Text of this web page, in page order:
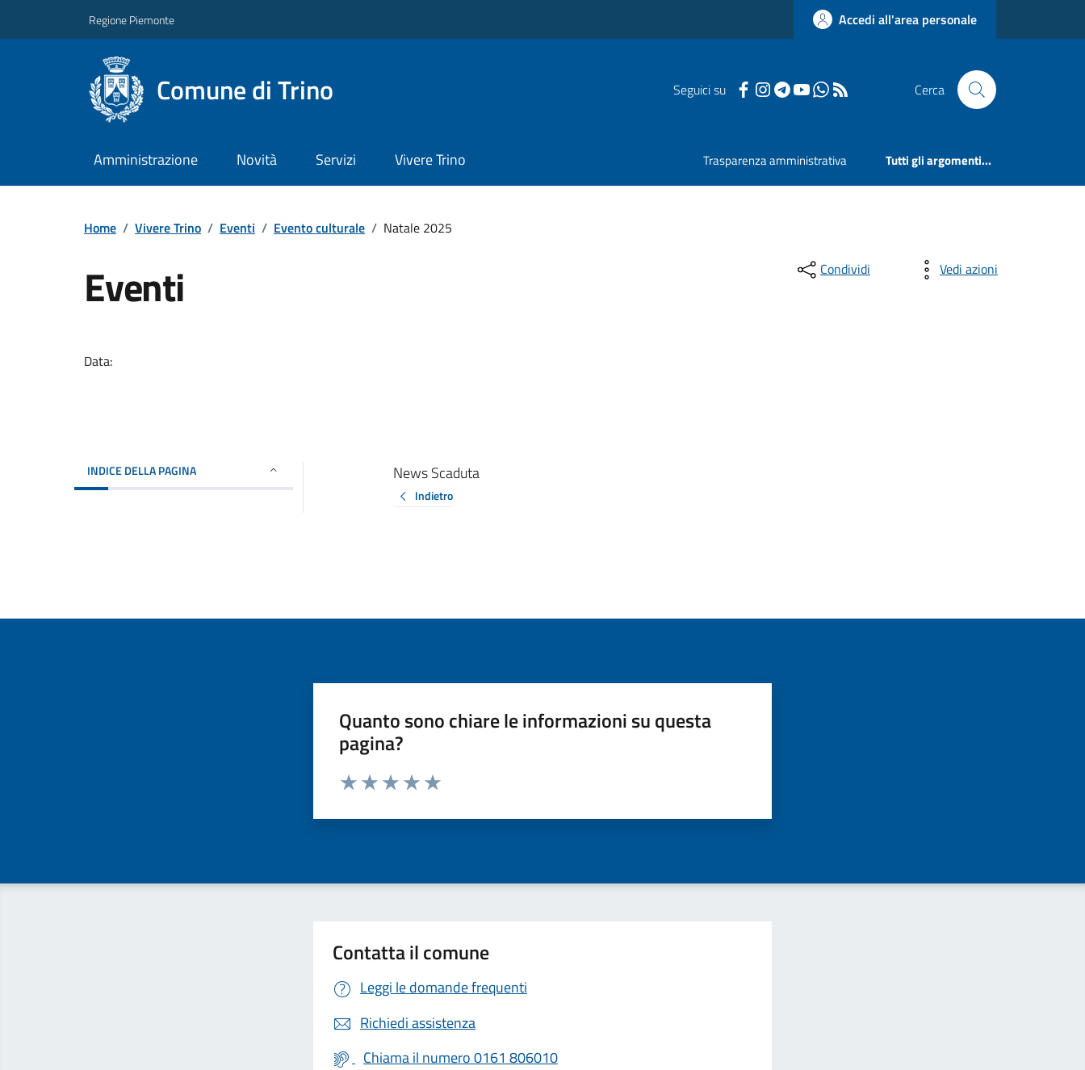
Regione Piemonte Accedi all'area personale
Comune di Trino Seguici su Cerca
Amministrazione Novità Servizi Vivere Trino Trasparenza amministrativa Tutti gli argomenti...
Home / Vivere Trino / Eventi / Evento culturale / Natale 2025
Eventi
Data:
Condividi Vedi azioni
INDICE DELLA PAGINA News Scaduta
Indietro
Quanto sono chiare le informazioni su questa
pagina?
Valuta da 1 a 5 stelle la pagina
Contatta il comune
Leggi le domande frequenti
Richiedi assistenza
Chiama il numero 0161 806010